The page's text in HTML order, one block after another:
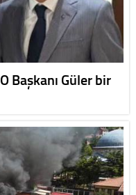
Başkanı Güler bir